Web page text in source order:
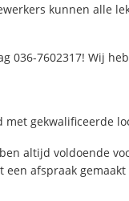
kunnen alle
036-7602317! Wij
gekwalificeerde
altijd voldoende
afspraak